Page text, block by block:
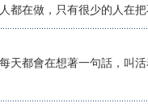
都在做，只有很少的人在
天都會在想著一句話，叫